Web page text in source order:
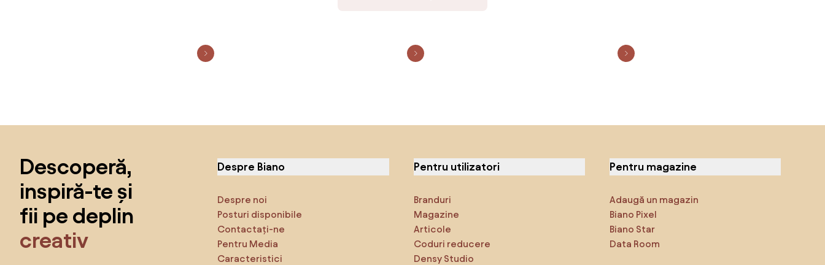
Descoperă,
inspiră-te și
fii pe deplin
creativ
Despre Biano
Despre noi
Posturi disponibile
Contactați-ne
Pentru Media
Caracteristici
Pentru utilizatori
Branduri
Magazine
Articole
Coduri reducere
Densy Studio
Pentru magazine
Adaugă un magazin
Biano Pixel
Biano Star
Data Room